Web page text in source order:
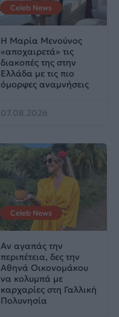
Celeb News
Η Μαρία Μενούνος
«αποχαιρετά» τις
διακοπές της στην
Ελλάδα με τις πιο
όμορφες αναμνήσεις
07.08.2026
Celeb News
Αν αγαπάς την
περιπέτεια, δες την
Αθηνά Οικονομάκου
να κολυμπά με
καρχαρίες στη Γαλλική
Πολυνησία